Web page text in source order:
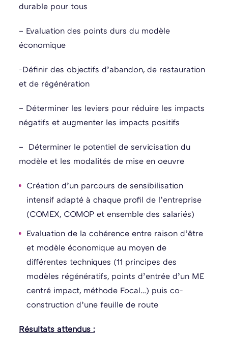
durable pour tous
– Evaluation des points durs du modèle
économique​
-Définir des objectifs d’abandon, de restauration
et de régénération​
– Déterminer les leviers pour réduire les impacts
négatifs et augmenter les impacts positifs
– Déterminer le potentiel de servicisation du
modèle et les modalités de mise en oeuvre​
Création d’un parcours de sensibilisation
intensif adapté à chaque profil de l’entreprise
(COMEX, COMOP et ensemble des salariés)
Evaluation de la cohérence entre raison d’être
et modèle économique au moyen de
différentes techniques (11 principes des
modèles régénératifs, points d’entrée d’un ME
centré impact, méthode Focal…) puis co-
construction d’une feuille de route
Résultats attendus :